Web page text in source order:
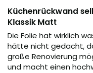
Küchenrückwand
Klassik Matt
Die Folie hat wirklich
hätte nicht gedacht,
große Renovierung
und macht einen